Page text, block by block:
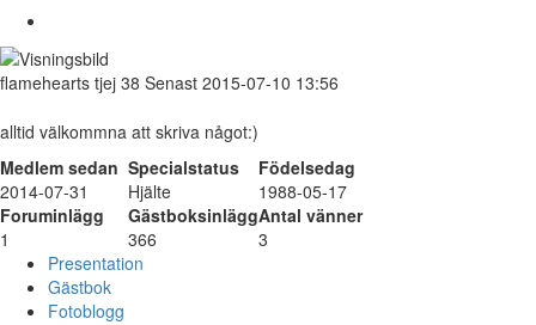
flamehearts tjej 38 Senast 2015-07-10 13:56
alltid välkommna att skriva något:)
Medlem sedan Specialstatus
Födelsedag
2014-07-31
Hjälte
1988-05-17
Foruminlägg
GästboksinläggAntal vänner
1
366
3
Presentation
Gästbok
Fotoblogg